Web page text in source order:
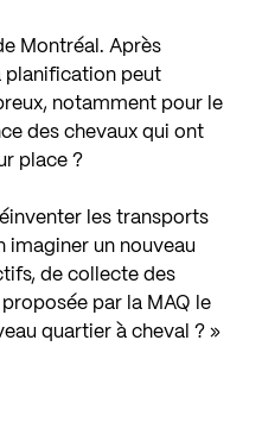
Montréal. Après
planification peut
notamment pour le
des chevaux qui ont
place ?
les transports
imaginer un nouveau
de collecte des
par la MAQ le
quartier à cheval ? »